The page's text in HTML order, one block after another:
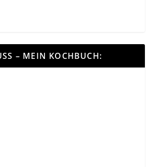
– MEIN KOCHBUCH: